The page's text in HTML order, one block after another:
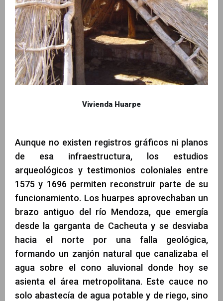
Vivienda Huarpe
Aunque no existen registros gráficos ni planos
de esa infraestructura, los estudios
arqueológicos y testimonios coloniales entre
1575 y 1696 permiten reconstruir parte de su
funcionamiento. Los huarpes aprovechaban un
brazo antiguo del río Mendoza, que emergía
desde la garganta de Cacheuta y se desviaba
hacia el norte por una falla geológica,
formando un zanjón natural que canalizaba el
agua sobre el cono aluvional donde hoy se
asienta el área metropolitana. Este cauce no
solo abastecía de agua potable y de riego, sino